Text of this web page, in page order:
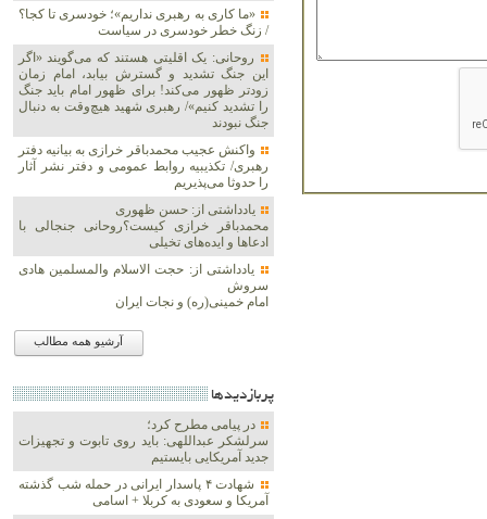
«ما کاری به رهبری نداریم»؛ خودسری تا کجا؟
/ زنگ خطر خودسری در سیاست
روحانی: یک اقلیتی هستند که می‌گویند «اگر
این جنگ تشدید و گسترش بیابد، امام زمان
زودتر ظهور می‌کند! برای ظهور امام باید جنگ
را تشدید کنیم»/ رهبری شهید هیچ‌وقت به دنبال
جنگ نبودند
واکنش عجیب محمدباقر خرازی به بیانیه دفتر
رهبری/ تکذیبیه روابط عمومی و دفتر نشر آثار
را حدوثا می‌پذیریم
یادداشتی از: حسن ظهوری
محمدباقر خرازی کیست؟روحانی جنجالی با
ادعاها و ایده‌های تخیلی
یادداشتی از: حجت الاسلام والمسلمین هادی
سروش
امام خمینی(ره) و نجات ایران
آرشیو همه مطالب
پربازديدها
در پیامی مطرح کرد؛
سرلشکر عبداللهی: باید روی تابوت و تجهیزات
جدید آمریکایی بایستیم
شهادت ۴ پاسدار ایرانی در حمله شب گذشته
آمریکا و سعودی به کربلا + اسامی